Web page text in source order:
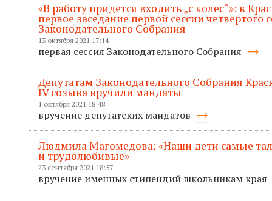
«В работу придется входить „с колес“»: в
первое заседание первой сессии четвертого
Законодательного Собрания
13 октября 2021 17:14
первая сессия Законодательного Собрания
Депутатам Законодательного Собрания
IV созыва вручили мандаты
1 октября 2021 18:48
вручение депутатских мандатов
Людмила Магомедова: «Наши дети самые
и трудолюбивые»
23 сентября 2021 18:57
вручение именных стипендий школьникам края